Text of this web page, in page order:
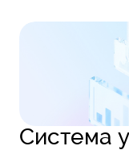
Система